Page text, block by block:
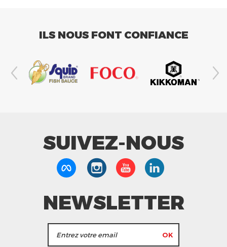
ILS NOUS FONT CONFIANCE
SUIVEZ-NOUS
NEWSLETTER